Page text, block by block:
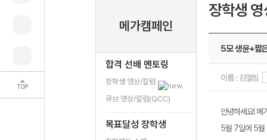
TOP
메가캠페인
합격 선배 멘토링
장학생 영상/칼럼
큐브 영상/칼럼(QCC)
목표달성 장학생
장학생
5모 생윤+짧
이름 : 김엘림
안녕하세요! 메
5월 7일에 5월